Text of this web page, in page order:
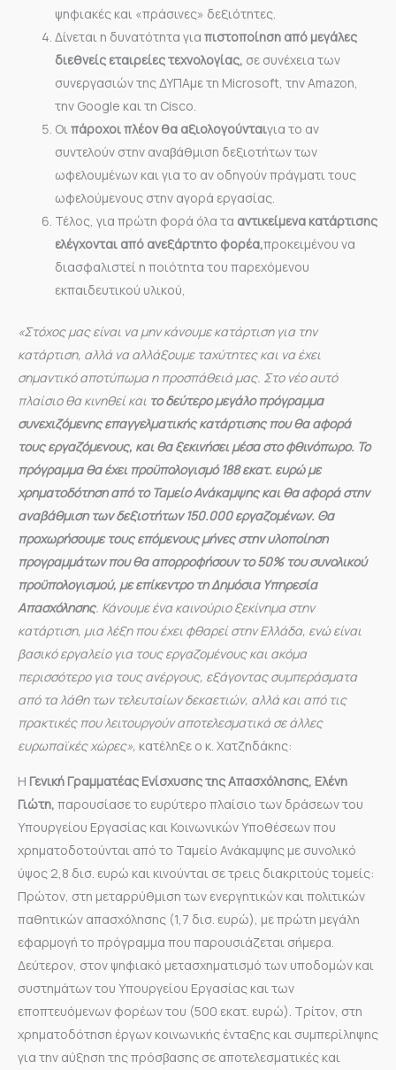
ψηφιακές και «πράσινες» δεξιότητες.
Δίνεται η δυνατότητα για πιστοποίηση από μεγάλες
διεθνείς εταιρείες τεχνολογίας, σε συνέχεια των
συνεργασιών της ΔΥΠΑμε τη Microsoft, την Amazon,
την Google και τη Cisco.
Οι πάροχοι πλέον θα αξιολογούνταιγια το αν
συντελούν στην αναβάθμιση δεξιοτήτων των
ωφελουμένων και για το αν οδηγούν πράγματι τους
ωφελούμενους στην αγορά εργασίας.
Τέλος, για πρώτη φορά όλα τα αντικείμενα κατάρτισης
ελέγχονται από ανεξάρτητο φορέα,προκειμένου να
διασφαλιστεί η ποιότητα του παρεχόμενου
εκπαιδευτικού υλικού,
«Στόχος μας είναι να μην κάνουμε κατάρτιση για την
κατάρτιση, αλλά να αλλάξουμε ταχύτητες και να έχει
σημαντικό αποτύπωμα η προσπάθειά μας. Στο νέο αυτό
πλαίσιο θα κινηθεί και το δεύτερο μεγάλο πρόγραμμα
συνεχιζόμενης επαγγελματικής κατάρτισης που θα αφορά
τους εργαζόμενους, και θα ξεκινήσει μέσα στο φθινόπωρο. Το
πρόγραμμα θα έχει προϋπολογισμό 188 εκατ. ευρώ με
χρηματοδότηση από το Ταμείο Ανάκαμψης και θα αφορά στην
αναβάθμιση των δεξιοτήτων 150.000 εργαζομένων. Θα
προχωρήσουμε τους επόμενους μήνες στην υλοποίηση
προγραμμάτων που θα απορροφήσουν το 50% του συνολικού
προϋπολογισμού, με επίκεντρο τη Δημόσια Υπηρεσία
Απασχόλησης. Κάνουμε ένα καινούριο ξεκίνημα στην
κατάρτιση, μια λέξη που έχει φθαρεί στην Ελλάδα, ενώ είναι
βασικό εργαλείο για τους εργαζομένους και ακόμα
περισσότερο για τους ανέργους, εξάγοντας συμπεράσματα
από τα λάθη των τελευταίων δεκαετιών, αλλά και από τις
πρακτικές που λειτουργούν αποτελεσματικά σε άλλες
ευρωπαϊκές χώρες», κατέληξε ο κ. Χατζηδάκης:
Η Γενική Γραμματέας Ενίσχυσης της Απασχόλησης, Ελένη
Γιώτη, παρουσίασε το ευρύτερο πλαίσιο των δράσεων του
Υπουργείου Εργασίας και Κοινωνικών Υποθέσεων που
χρηματοδοτούνται από το Ταμείο Ανάκαμψης με συνολικό
ύψος 2,8 δισ. ευρώ και κινούνται σε τρεις διακριτούς τομείς:
Πρώτον, στη μεταρρύθμιση των ενεργητικών και πολιτικών
παθητικών απασχόλησης (1,7 δισ. ευρώ), με πρώτη μεγάλη
εφαρμογή το πρόγραμμα που παρουσιάζεται σήμερα.
Δεύτερον, στον ψηφιακό μετασχηματισμό των υποδομών και
συστημάτων του Υπουργείου Εργασίας και των
εποπτευόμενων φορέων του (500 εκατ. ευρώ). Τρίτον, στη
χρηματοδότηση έργων κοινωνικής ένταξης και συμπερίληψης
για την αύξηση της πρόσβασης σε αποτελεσματικές και